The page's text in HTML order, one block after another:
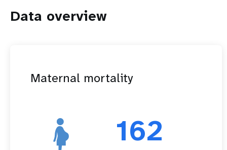
Data overview
Maternal mortality
162